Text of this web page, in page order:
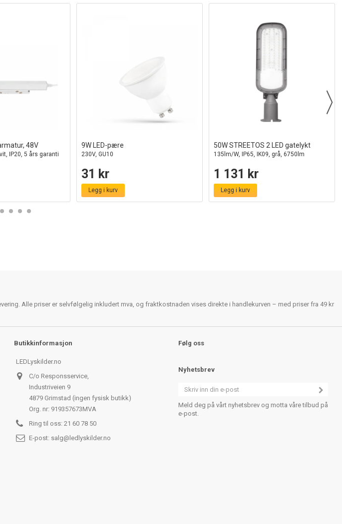
48V
IP20, 5 års garanti
9W LED-pære
230V, GU10
31 kr
Legg i kurv
50W STREETOS 2 LED gatelykt
135lm/W, IP65, IK09, grå, 6750lm
1 131 kr
Legg i kurv
Alle priser er selvfølgelig inkludert mva, og fraktkostnaden vises direkte i handlekurven – med priser fra 49 kr
Butikkinformasjon
LEDLyskilder.no
C/o Responsservice,
Industriveien 9
4879 Grimstad (ingen fysisk butikk)
Org. nr: 919357673MVA
Ring til oss: 21 60 78 50
E-post: salg@ledlyskilder.no
Følg oss
Nyhetsbrev
Meld deg på vårt nyhetsbrev og motta våre tilbud på
e-post.